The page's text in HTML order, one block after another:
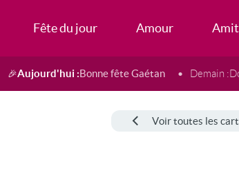
Fête du jour Amour
🎉Aujourd'hui :Bonne fête Gaétan Demain :
Voir toutes les